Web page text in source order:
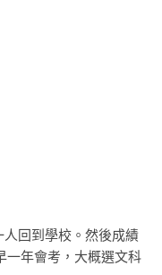
回到學校。然後成績
一年會考，大概選文科